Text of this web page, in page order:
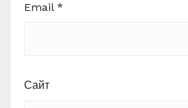
Email *
Сайт